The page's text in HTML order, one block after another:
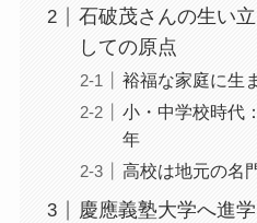
石破茂さんの生い
しての原点
裕福な家庭に生
小・中学校時代
年
高校は地元の名
慶應義塾大学へ進